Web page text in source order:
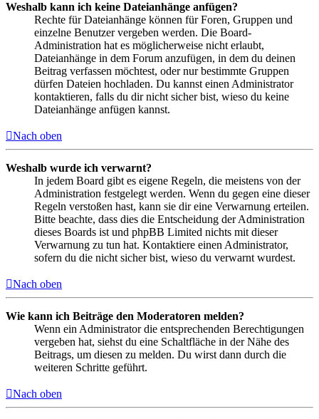
Weshalb kann ich keine Dateianhänge anfügen?
Rechte für Dateianhänge können für Foren, Gruppen und
einzelne Benutzer vergeben werden. Die Board-
Administration hat es möglicherweise nicht erlaubt,
Dateianhänge in dem Forum anzufügen, in dem du deinen
Beitrag verfassen möchtest, oder nur bestimmte Gruppen
dürfen Dateien hochladen. Du kannst einen Administrator
kontaktieren, falls du dir nicht sicher bist, wieso du keine
Dateianhänge anfügen kannst.
Nach oben
Weshalb wurde ich verwarnt?
In jedem Board gibt es eigene Regeln, die meistens von der
Administration festgelegt werden. Wenn du gegen eine dieser
Regeln verstoßen hast, kann sie dir eine Verwarnung erteilen.
Bitte beachte, dass dies die Entscheidung der Administration
dieses Boards ist und phpBB Limited nichts mit dieser
Verwarnung zu tun hat. Kontaktiere einen Administrator,
sofern du die nicht sicher bist, wieso du verwarnt wurdest.
Nach oben
Wie kann ich Beiträge den Moderatoren melden?
Wenn ein Administrator die entsprechenden Berechtigungen
vergeben hat, siehst du eine Schaltfläche in der Nähe des
Beitrags, um diesen zu melden. Du wirst dann durch die
weiteren Schritte geführt.
Nach oben